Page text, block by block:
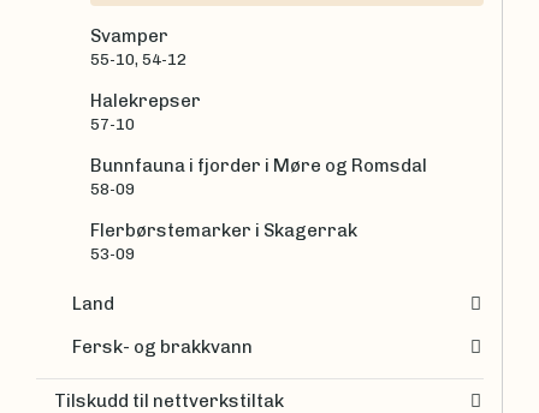
Svamper
55-10, 54-12
Halekrepser
57-10
Bunnfauna i fjorder i Møre og Romsdal
58-09
Flerbørstemarker i Skagerrak
53-09
Land
Fersk- og brakkvann
Tilskudd til nettverkstiltak